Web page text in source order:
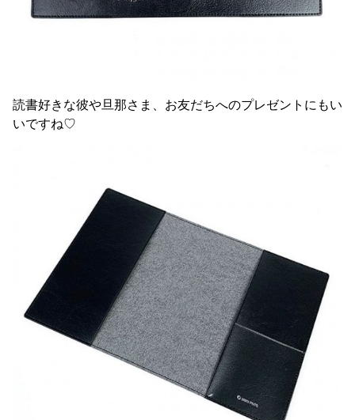
読書好きな彼や旦那さま、お友だちへのプレゼントにもい
いですね♡